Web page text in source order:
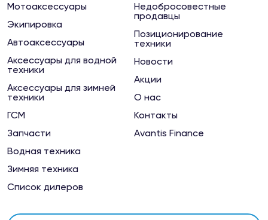
Мотоаксессуары
Экипировка
Автоаксессуары
Аксессуары для водной
техники
Аксессуары для зимней
техники
ГСМ
Запчасти
Водная техника
Зимняя техника
Список дилеров
Недобросовестные
продавцы
Позиционирование
техники
Новости
Акции
О нас
Контакты
Avantis Finance